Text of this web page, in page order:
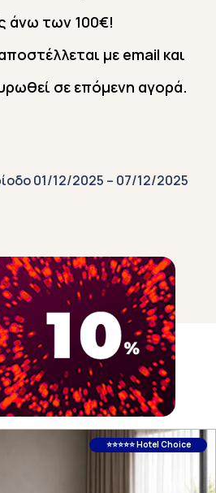
άνω των 100€!
με email και
σε επόμενη αγορά.
01/12/2025 – 07/12/2025
SELLERS
⭐⭐⭐⭐⭐ Hotel Choice